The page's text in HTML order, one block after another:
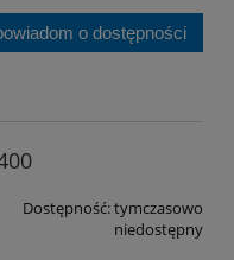
o dostępności
Dostępność:tymczasowo
niedostępny